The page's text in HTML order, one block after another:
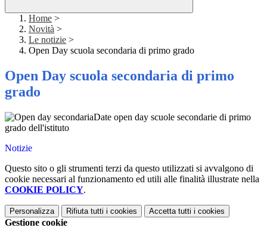
Home >
Novità >
Le notizie >
Open Day scuola secondaria di primo grado
Open Day scuola secondaria di primo
grado
Date open day scuole secondarie di primo
grado dell'istituto
Notizie
Questo sito o gli strumenti terzi da questo utilizzati si avvalgono di
cookie necessari al funzionamento ed utili alle finalità illustrate nella
COOKIE POLICY.
Personalizza Rifiuta tutti i cookies Accetta tutti i cookies
Gestione cookie